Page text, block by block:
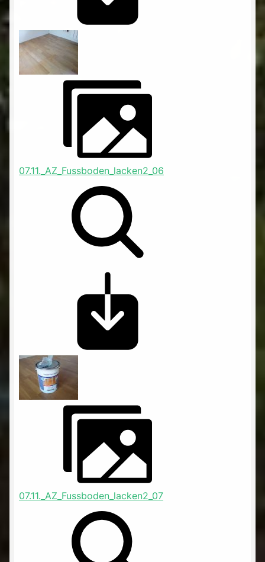
07.11._AZ_Fussboden_lacken2_06
07.11._AZ_Fussboden_lacken2_07